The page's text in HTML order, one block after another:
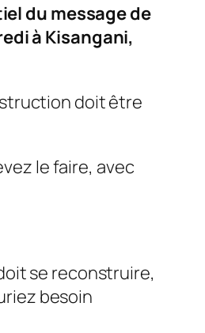
du message de
à Kisangani,
doit être
le faire, avec
se reconstruire,
besoin